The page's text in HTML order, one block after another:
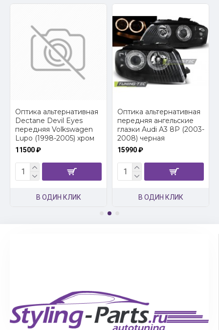
Оптика альтернативная
Dectane Devil Eyes
передняя Volkswagen
Lupo (1998-2005) хром
11500 ₽
В ОДИН КЛИК
Оптика альтернативная
передняя ангельские
глазки Audi A3 8P (2003-
2008) черная
15990 ₽
В ОДИН КЛИК